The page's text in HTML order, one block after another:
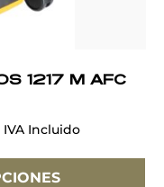
1217 M AFC
IVA Incluido